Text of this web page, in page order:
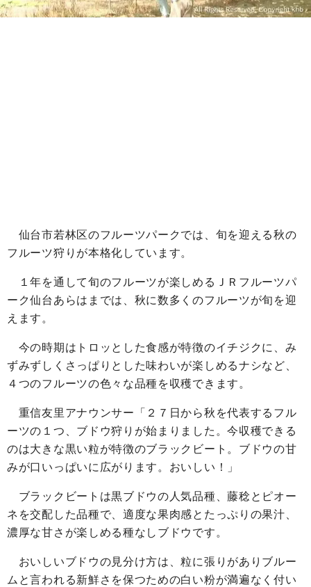
仙台市若林区のフルーツパークでは、旬を迎える秋の
フルーツ狩りが本格化しています。
１年を通して旬のフルーツが楽しめるＪＲフルーツパ
ーク仙台あらはまでは、秋に数多くのフルーツが旬を迎
えます。
今の時期はトロッとした食感が特徴のイチジクに、み
ずみずしくさっぱりとした味わいが楽しめるナシなど、
４つのフルーツの色々な品種を収穫できます。
重信友里アナウンサー「２７日から秋を代表するフル
ーツの１つ、ブドウ狩りが始まりました。今収穫できる
のは大きな黒い粒が特徴のブラックビート。ブドウの甘
みが口いっぱいに広がります。おいしい！」
ブラックビートは黒ブドウの人気品種、藤稔とピオー
ネを交配した品種で、適度な果肉感とたっぷりの果汁、
濃厚な甘さが楽しめる種なしブドウです。
おいしいブドウの見分け方は、粒に張りがありブルー
ムと言われる新鮮さを保つための白い粉が満遍なく付い